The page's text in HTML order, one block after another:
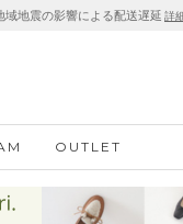
域地震の影響による配送遅延 詳
OUTLET